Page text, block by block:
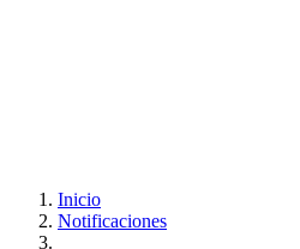
Inicio
Notificaciones